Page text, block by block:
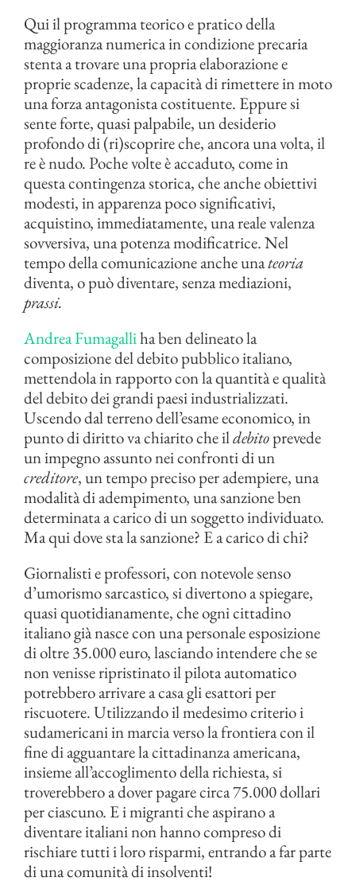
Qui il programma teorico e pratico della
maggioranza numerica in condizione precaria
stenta a trovare una propria elaborazione e
proprie scadenze, la capacità di rimettere in moto
una forza antagonista costituente. Eppure si
sente forte, quasi palpabile, un desiderio
profondo di (ri)scoprire che, ancora una volta, il
re è nudo. Poche volte è accaduto, come in
questa contingenza storica, che anche obiettivi
modesti, in apparenza poco significativi,
acquistino, immediatamente, una reale valenza
sovversiva, una potenza modificatrice. Nel
tempo della comunicazione anche unateoria
diventa, o può diventare, senza mediazioni,
prassi.
Andrea Fumagalliha ben delineato la
composizione del debito pubblico italiano,
mettendola in rapporto con la quantità e qualità
del debito dei grandi paesi industrializzati.
Uscendo dal terreno dell’esame economico, in
punto di diritto va chiarito che ildebitoprevede
un impegno assunto nei confronti di un
creditore, un tempo preciso per adempiere, una
modalità di adempimento, una sanzione ben
determinata a carico di un soggetto individuato.
Ma qui dove sta la sanzione? E a carico di chi?
Giornalisti e professori, con notevole senso
d’umorismo sarcastico, si divertono a spiegare,
quasi quotidianamente, che ogni cittadino
italiano già nasce con una personale esposizione
di oltre 35.000 euro, lasciando intendere che se
non venisse ripristinato il pilota automatico
potrebbero arrivare a casa gli esattori per
riscuotere. Utilizzando il medesimo criterio i
sudamericani in marcia verso la frontiera con il
fine di agguantare la cittadinanza americana,
insieme all’accoglimento della richiesta, si
troverebbero a dover pagare circa 75.000 dollari
per ciascuno. E i migranti che aspirano a
diventare italiani non hanno compreso di
rischiare tutti i loro risparmi, entrando a far parte
di una comunità di insolventi!